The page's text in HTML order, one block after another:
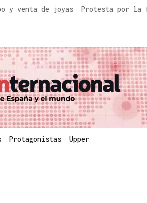
y venta de joyas Protesta por la
Protagonistas Upper